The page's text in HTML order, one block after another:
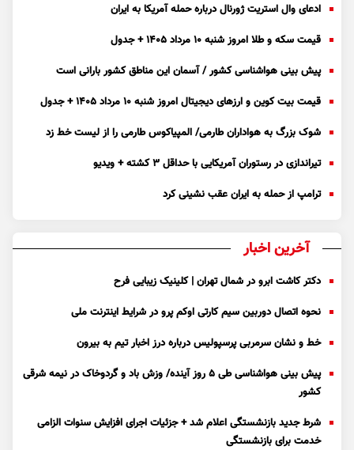
ادعای وال استریت ژورنال درباره حمله آمریکا به ایران
قیمت سکه و طلا امروز شنبه ۱۰ مرداد ۱۴۰۵ + جدول
پیش بینی هواشناسی کشور / آسمان این مناطق کشور بارانی است
قیمت بیت کوین و ارز‌های دیجیتال امروز شنبه ۱۰ مرداد ۱۴۰۵ + جدول
شوک بزرگ به هواداران طارمی/ المپیاکوس طارمی را از لیست خط زد
تیراندازی در رستوران آمریکایی با حداقل ۳ کشته + ویدیو
ترامپ از حمله به ایران عقب نشینی کرد
آخرین اخبار
دکتر کاشت ابرو در شمال تهران | کلینیک زیبایی فرح
نحوه اتصال دوربین سیم کارتی اوکم پرو در شرایط اینترنت ملی
خط و نشان سرمربی پرسپولیس درباره درز اخبار تیم به بیرون
پیش بینی هواشناسی طی ۵ روز آینده/ وزش باد و گردوخاک در نیمه شرقی
کشور
شرط جدید بازنشستگی اعلام شد + جزئیات اجرای افزایش سنوات الزامی
خدمت برای بازنشستگی